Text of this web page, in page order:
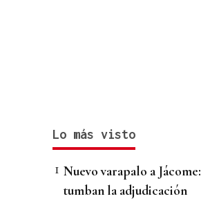
Lo más visto
Nuevo varapalo a Jácome:
tumban la adjudicación